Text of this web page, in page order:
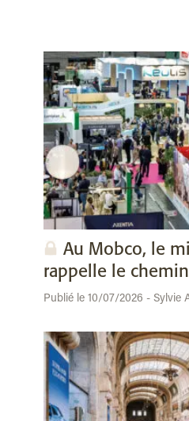
Au Mobco, le
rappelle le
Publié le 10/07/2026 - Sylvie